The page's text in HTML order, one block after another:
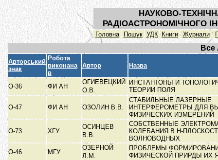
НАУКОВО-
РАДІОАСТРОНОМІЧНОГО
Головна Пошук УДК Книги Журнали
Все
Авторський
знак
Робота
виконана
в
Автор Назва
О-36 ФИ АН
ОГИЕВЕЦКИЙ
О.В.
ИНСТАНТОНЫ И
ТЕОРИИ ПОЛЯ
О-47 ФИ АН ОЗОЛИН В.В.
СТАБИЛЬНЫЕ ЛАЗЕРНЫЕ
ИНТЕРФЕРОМЕТРЫ ДЛЯ
ФИЗИЧЕСКИХ ИЗМЕРЕНИЙ
О-73 ХГУ
ОСИНЦЕВ
В.В.
СОБСТВЕННЫЕ
КОЛЕБАНИЯ В Н-
ВОЛНОВОДНЫХ
О-46
МГУ
ОЗЕРНОЙ
Л.М.
ПРОБЛЕМЫ
ФИЗИЧЕСКОЙ ПРИРДЫ ИХ